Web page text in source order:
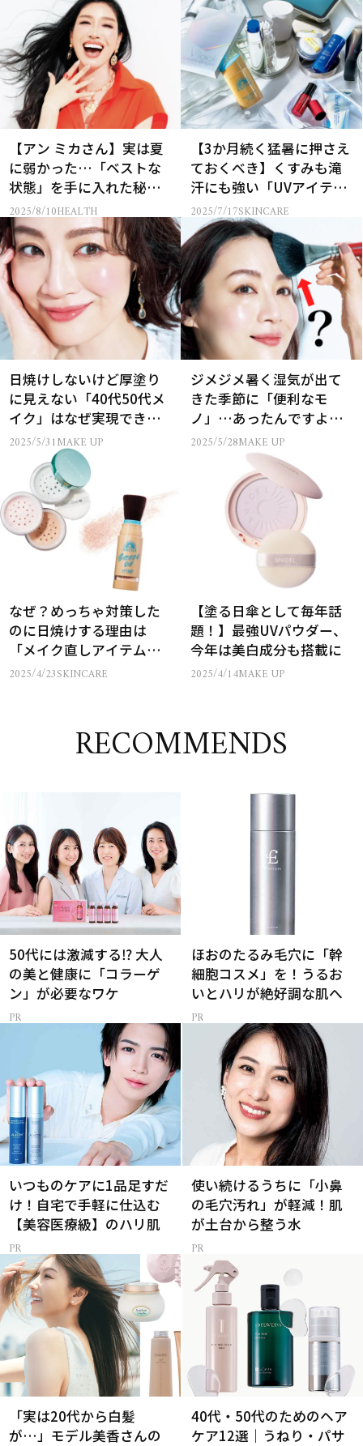
【アン ミカさん】実は夏
に弱かった…「ベストな
状態」を手に入れた秘訣
とは？
2025/8/10HEALTH
【3か月続く猛暑に押さえ
ておくべき】くすみも滝
汗にも強い「UVアイテ
ム」7選！
2025/7/17SKINCARE
日焼けしないけど厚塗り
に見えない「40代50代メ
イク」はなぜ実現できた
の？
2025/5/31MAKE UP
ジメジメ暑く湿気が出て
きた季節に「便利なモ
ノ」…あったんですよ
ね……！
2025/5/28MAKE UP
なぜ？めっちゃ対策した
のに日焼けする理由は
「メイク直しアイテム」
だった!?
2025/4/23SKINCARE
【塗る日傘として毎年話
題！】最強UVパウダー、
今年は美白成分も搭載に
2025/4/14MAKE UP
RECOMMENDS
50代には激減する⁉ 大人
の美と健康に「コラーゲ
ン」が必要なワケ
ほおのたるみ毛穴に「幹
細胞コスメ」を！うるお
いとハリが絶好調な肌へ
いつものケアに1品足すだ
け！自宅で手軽に仕込む
【美容医療級】のハリ肌
使い続けるうちに「小鼻
の毛穴汚れ」が軽減！肌
が土台から整う水
「実は20代から白髪
が…」モデル美香さんの
40代・50代のためのヘア
ケア12選｜うねり・パサ